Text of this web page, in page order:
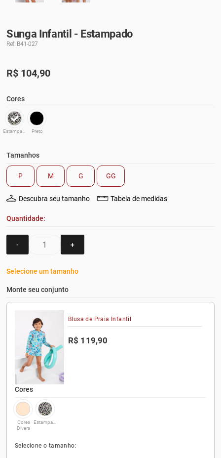
Sunga Infantil - Estampado
Ref: B41-027
R$ 104,90
Cores
Preto
Tamanhos
P M G GG
Descubra seu tamanho Tabela de medidas
Quantidade:
- +
Selecione um tamanho
Monte seu conjunto
Blusa de Praia Infantil
R$ 119,90
Cores
Cores
Divers
Selecione o tamanho: